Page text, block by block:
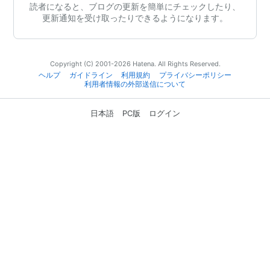
読者になると、ブログの更新を簡単にチェックしたり、
更新通知を受け取ったりできるようになります。
Copyright (C) 2001-2026 Hatena. All Rights Reserved.
ヘルプ
ガイドライン 利用規約
プライバシーポリシー
利用者情報の外部送信について
日本語 PC版 ログイン